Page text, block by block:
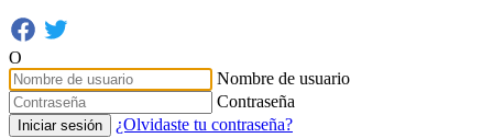
O
Nombre de usuario
Contraseña
Iniciar sesión
¿Olvidaste tu contraseña?